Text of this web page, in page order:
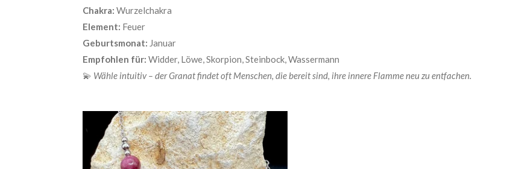
Chakra: Wurzelchakra
Element: Feuer
Geburtsmonat: Januar
Empfohlen für: Widder, Löwe, Skorpion, Steinbock, Wassermann
💫 Wähle intuitiv – der Granat findet oft Menschen, die bereit sind, ihre innere Flamme neu zu entfachen.